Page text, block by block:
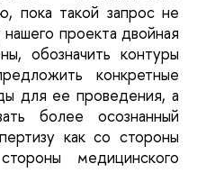
пока такой запрос не
проекта двойная
обозначить контуры
конкретные
для ее проведения, а
более осознанный
как со стороны
медицинского